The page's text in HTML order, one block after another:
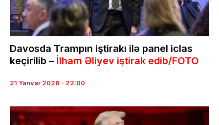
Davosda Trampın iştirakı ilə panel iclas
keçirilib – İlham Əliyev iştirak edib/FOTO
21 Yanvar 2026 - 22:00